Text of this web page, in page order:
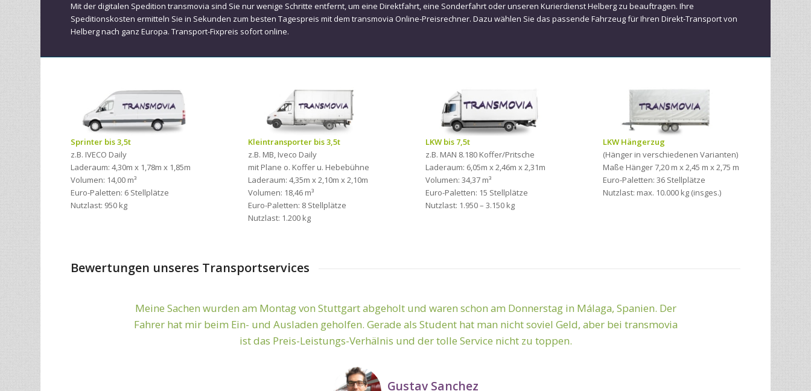
Mit der digitalen Spedition transmovia sind Sie nur wenige Schritte entfernt, um eine Direktfahrt, eine Sonderfahrt oder unseren Kurierdienst Helberg zu beauftragen. Ihre
Speditionskosten ermitteln Sie in Sekunden zum besten Tagespreis mit dem transmovia Online-Preisrechner. Dazu wählen Sie das passende Fahrzeug für Ihren Direkt-Transport von
Helberg nach ganz Europa. Transport-Fixpreis sofort online.
Sprinter bis 3,5t
z.B. IVECO Daily
Laderaum: 4,30m x 1,78m x 1,85m
Volumen: 14,00 m³
Euro-Paletten: 6 Stellplätze
Nutzlast: 950 kg
Kleintransporter bis 3,5t
z.B. MB, Iveco Daily
mit Plane o. Koffer u. Hebebühne
Laderaum: 4,35m x 2,10m x 2,10m
Volumen: 18,46 m³
Euro-Paletten: 8 Stellplätze
Nutzlast: 1.200 kg
LKW bis 7,5t
z.B. MAN 8.180 Koffer/Pritsche
Laderaum: 6,05m x 2,46m x 2,31m
Volumen: 34,37 m³
Euro-Paletten: 15 Stellplätze
Nutzlast: 1.950 – 3.150 kg
LKW Hängerzug
(Hänger in verschiedenen Varianten)
Maße Hänger 7,20 m x 2,45 m x 2,75 m
Euro-Paletten: 36 Stellplätze
Nutzlast: max. 10.000 kg (insges.)
Bewertungen unseres Transportservices
Zuverlässig und schnell! Sehr zufriden mit den Leistungen! Danke für die gute Zusammenarbeit!